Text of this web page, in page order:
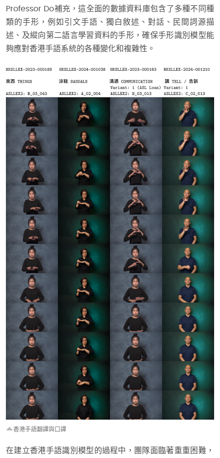
Professor Do補充，這全面的數據資料庫包含了多種不同種
類的手形，例如引文手語、獨白敘述、對話、民間詞源描
述、及縱向第二語言學習資料的手形，確保手形識別模型能
夠應對香港手語系統的各種變化和複雜性。
香港手語翻譯與口譯
在建立香港手語識別模型的過程中，團隊面臨著重重困難，